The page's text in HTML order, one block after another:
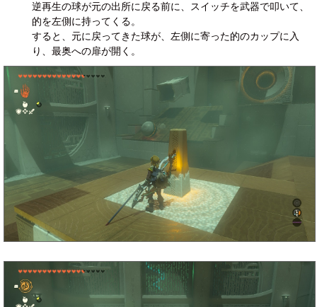
逆再生の球が元の出所に戻る前に、スイッチを武器で叩いて、
的を左側に持ってくる。
すると、元に戻ってきた球が、左側に寄った的のカップに入
り、最奥への扉が開く。